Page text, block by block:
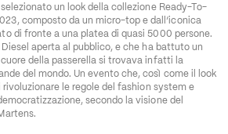
un look della collezione Ready-To-
composto da un micro-top e dall’iconica
di fronte a una platea di quasi 5000 persone.
aperta al pubblico, e che ha battuto un
della passerella si trovava infatti la
del mondo. Un evento che, così come il look
le regole del fashion system e
secondo la visione del